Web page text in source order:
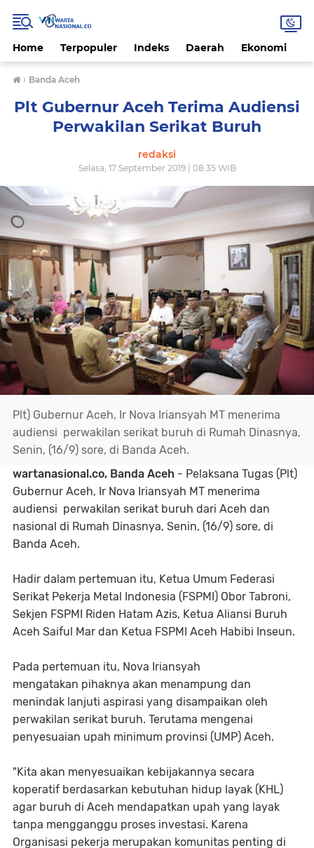
Home Terpopuler Indeks Daerah Ekonomi
› Banda Aceh
Plt Gubernur Aceh Terima Audiensi
Perwakilan Serikat Buruh
redaksi
Selasa, 17 September 2019 | 08.35 WIB
Plt) Gubernur Aceh, Ir Nova Iriansyah MT menerima
audiensi perwakilan serikat buruh di Rumah Dinasnya,
Senin, (16/9) sore, di Banda Aceh.
wartanasional.co, Banda Aceh - Pelaksana Tugas (Plt)
Gubernur Aceh, Ir Nova Iriansyah MT menerima
audiensi perwakilan serikat buruh dari Aceh dan
nasional di Rumah Dinasnya, Senin, (16/9) sore, di
Banda Aceh.
Hadir dalam pertemuan itu, Ketua Umum Federasi
Serikat Pekerja Metal Indonesia (FSPMI) Obor Tabroni,
Sekjen FSPMI Riden Hatam Azis, Ketua Aliansi Buruh
Aceh Saiful Mar dan Ketua FSPMI Aceh Habibi Inseun.
Pada pertemuan itu, Nova Iriansyah
mengatakan pihaknya akan menampung dan
menindak lanjuti aspirasi yang disampaikan oleh
perwakilan serikat buruh. Terutama mengenai
penyesuaian upah minimum provinsi (UMP) Aceh.
"Kita akan menyesuaikan kebijakannya secara
koperatif berdasarkan kebutuhan hidup layak (KHL)
agar buruh di Aceh mendapatkan upah yang layak
tanpa mengganggu proses investasi. Karena
Organisasi pekerja merupakan komunitas penting di